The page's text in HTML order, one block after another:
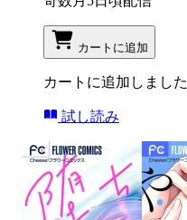
カートに追加
カートに追加しました
試し読み